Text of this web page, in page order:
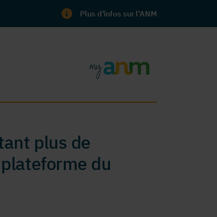
Plus d'infos sur l'ANM
plus de
du